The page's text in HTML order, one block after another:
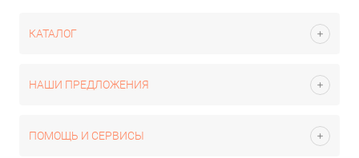
КАТАЛОГ
НАШИ ПРЕДЛОЖЕНИЯ
ПОМОЩЬ И СЕРВИСЫ